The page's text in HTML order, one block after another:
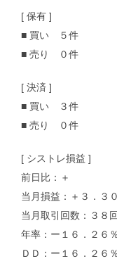
[ 保有 ]
■ 買い ５件
■ 売り ０件
[ 決済 ]
■ 買い ３件
■ 売り ０件
[ シストレ損益 ]
前日比：＋
当月損益：＋３．３
当月取引回数：３８
年率：ー１６．２６
ＤＤ：ー１６．２